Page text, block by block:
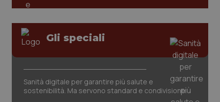
Gli speciali
Sanità digitale per garantire più salute e
sostenibilità. Ma servono standard e condivisione
tracking-sites-ironfish-
www.quotidianosanita.it
2